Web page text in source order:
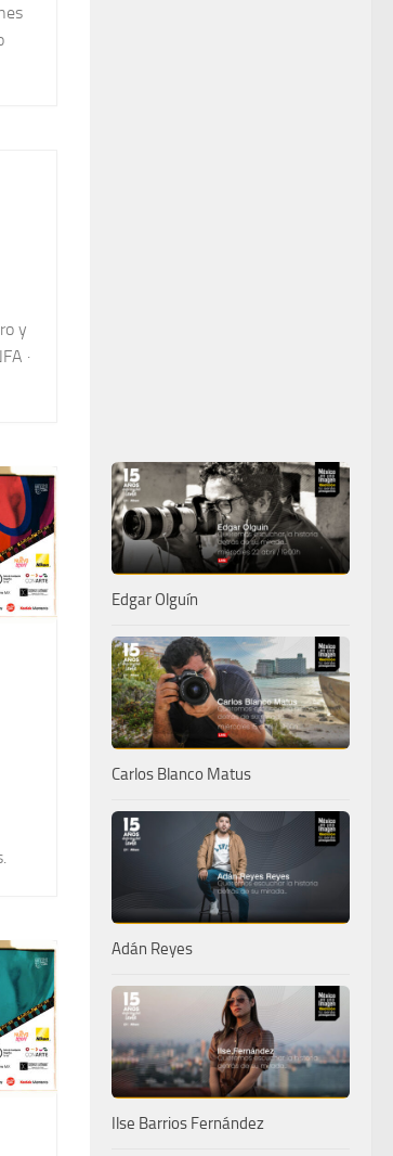
y
·
Edgar Olguín
Carlos Blanco Matus
Adán Reyes
Ilse Barrios Fernández